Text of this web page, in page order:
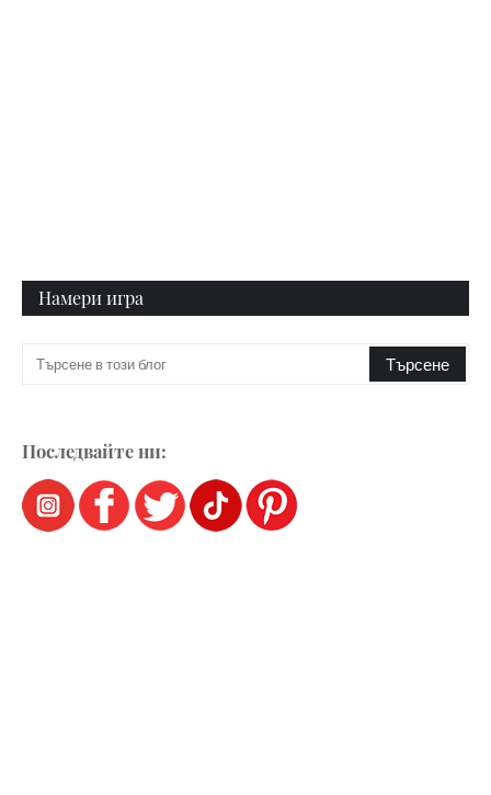
Намери игра
Последвайте ни: